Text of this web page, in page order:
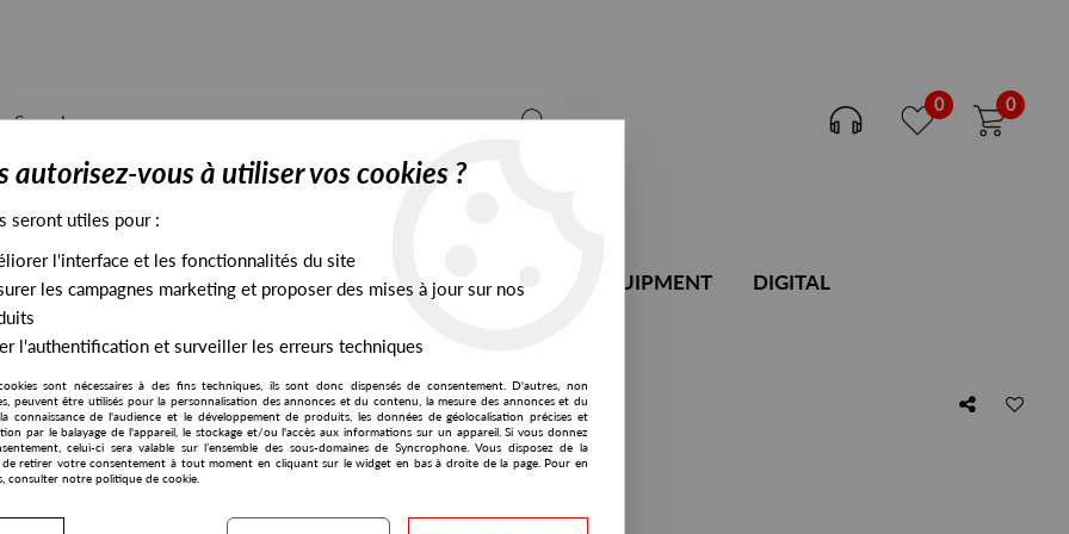
0 0
STOCK EXCLUSIVES PRESALES EXCLUSIVES DJ EQUIPMENT DIGITAL
Firescope
BOA feat Mathieu Deranlot
Merci Pierre
15,00 €incl. taxes
autorisez-vous à utiliser vos cookies ?
seront utiles pour :
l'interface et les fonctionnalités du site
les campagnes marketing et proposer des mises à jour sur nos
l'authentification et surveiller les erreurs techniques
sont nécessaires à des fins techniques, ils sont donc dispensés de consentement. D'autres, non
peuvent être utilisés pour la personnalisation des annonces et du contenu, la mesure des annonces et du
connaissance de l'audience et le développement de produits, les données de géolocalisation précises et
par le balayage de l'appareil, le stockage et/ou l'accès aux informations sur un appareil. Si vous donnez
celui-ci sera valable sur l’ensemble des sous-domaines de Syncrophone. Vous disposez de la
de retirer votre consentement à tout moment en cliquant sur le widget en bas à droite de la page. Pour en
consulter notre politique de cookie.